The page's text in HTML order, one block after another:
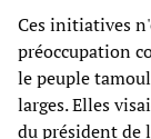
Ces initiatives
préoccupation
le peuple
larges. Elles
du président de